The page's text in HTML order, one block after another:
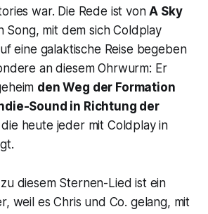
war. Die Rede ist vonA Sky
Song, mit dem sich Coldplay
eine galaktische Reise begeben
an diesem Ohrwurm: Er
den Weg der Formation
Sound in Richtung der
die heute jeder mit Coldplay in
diesem Sternen-Lied ist ein
weil es Chris und Co. gelang, mit